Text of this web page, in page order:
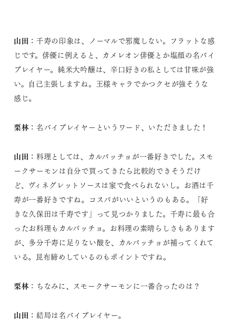
山田 ：千寿の印象は、ノーマルで邪魔しない。フラットな感
じです。俳優に例えると、カメレオン俳優とか塩顔の名バイ
プレイヤー。純米大吟醸は、辛口好きの私としては甘味が強
い。自己主張しますね。王様キャラでかつクセが強そうな
感じ。
栗林 ：名バイプレイヤーというワード、いただきました！
山田 ：料理としては、カルパッチョが一番好きでした。スモ
ークサーモンは自分で買ってきたら比較的できそうだけ
ど、ヴィネグレットソースは家で食べられないし。お酒は千
寿が一番好きですね。コスパがいいというのもある。「好
きな久保田は千寿です」って見つかりました。千寿に最も合
ったお料理もカルパッチョ。お料理の素晴らしさもあります
が、多分千寿に足りない酸を、カルパッチョが補ってくれて
いる。昆布締めしているのもポイントですね。
栗林 ：ちなみに、スモークサーモンに一番合ったのは？
山田 ：結局は名バイプレイヤー。